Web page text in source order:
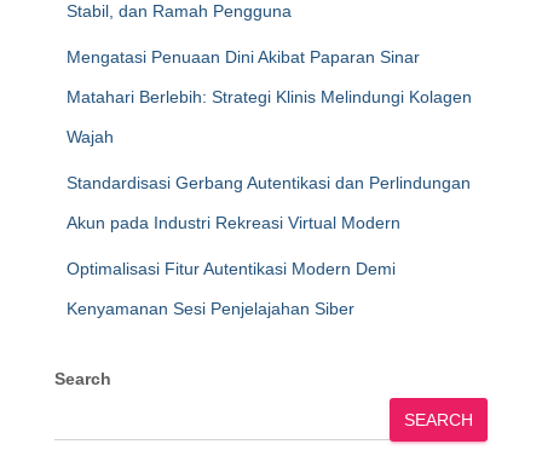
Stabil, dan Ramah Pengguna
Mengatasi Penuaan Dini Akibat Paparan Sinar
Matahari Berlebih: Strategi Klinis Melindungi Kolagen
Wajah
Standardisasi Gerbang Autentikasi dan Perlindungan
Akun pada Industri Rekreasi Virtual Modern
Optimalisasi Fitur Autentikasi Modern Demi
Kenyamanan Sesi Penjelajahan Siber
Search
SEARCH